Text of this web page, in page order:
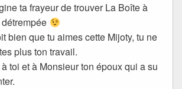
ta frayeur de trouver La Boîte à
bien que tu aimes cette Mijoty, tu ne
plus ton travail.
toi et à Monsieur ton époux qui a su